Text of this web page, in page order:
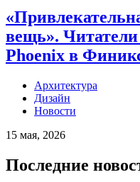
вещь».
Phoenix в
Архитектура
Дизайн
Новости
15 мая, 2026
Последние